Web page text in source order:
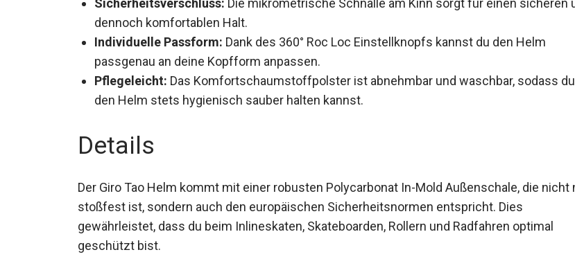
und dennoch komfortablen Halt.
Individuelle Passform: Dank des 360° Roc Loc Einstellknopfs kannst du den Helm
passgenau an deine Kopfform anpassen.
Pflegeleicht: Das Komfortschaumstoffpolster ist abnehmbar und waschbar, sodass du
den Helm stets hygienisch sauber halten kannst.
Details
Der Giro Tao Helm kommt mit einer robusten Polycarbonat In-Mold Außenschale, die nicht
nur stoßfest ist, sondern auch den europäischen Sicherheitsnormen entspricht. Dies
gewährleistet, dass du beim Inlineskaten, Skateboarden, Rollern und Radfahren optimal
geschützt bist.